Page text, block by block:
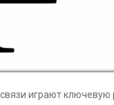
играют ключевую